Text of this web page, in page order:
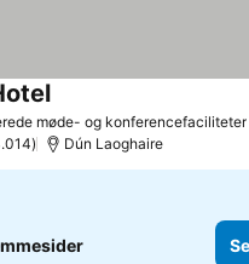
møde- og konferencefaciliteter
Dún Laoghaire